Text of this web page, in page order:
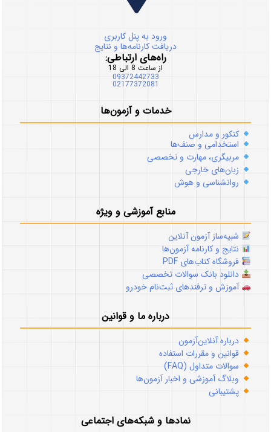
ورود به پنل کاربری
دریافت کارنامه‌ها و نتایج
راه‌های ارتباطی:
از ساعت 8 الی 18
09372442733
02177372081
خدمات و آزمون‌ها
کنکور و مدارس
استخدامی و صنف‌ها
مربیگری، مهارت و تخصصی
زبان‌های خارجی
روانشناسی و هوش
منابع آموزشی و ویژه
شبیه‌ساز آزمون آنلاین
نتایج و کارنامه آزمون‌ها
فروشگاه کتاب‌های PDF
دانلود بانک سوالات تخصصی
آموزش و ترفندهای ثبت‌نام خودرو
درباره ما و قوانین
درباره آنلاین‌آزمون
قوانین و مقررات استفاده
سوالات متداول (FAQ)
وبلاگ آموزشی و اخبار آزمون‌ها
پشتیبانی
نمادها و شبکه‌های اجتماعی